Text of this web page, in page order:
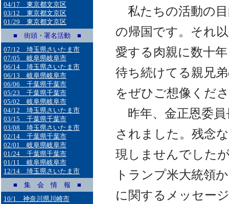
04/17 東京都文京区
03/12 東京都文京区
01/29 東京都文京区
■ 街頭・署名活動 ■
07/12 埼玉県さいたま市
07/05 岐阜県岐阜市
06/14 埼玉県さいたま市
06/13 岐阜県岐阜市
06/06 千葉県千葉市
05/23 千葉県千葉市
05/02 岐阜県岐阜市
04/12 埼玉県さいたま市
03/15 千葉県千葉市
03/08 埼玉県さいたま市
02/14 千葉県千葉市
02/01 岐阜県岐阜市
01/24 千葉県千葉市
01/11 岐阜県岐阜市
12/14 埼玉県さいたま市
■ 集 会 情 報 ■
10/1 神奈川県川崎市
私たちの活動の
の帰国です。それ
愛する肉親に数十
待ち続けてる親兄
をぜひご想像くだ
昨年、金正恩委員
されました。残念
現しませんでした
トランプ米大統領
に関するメッセー